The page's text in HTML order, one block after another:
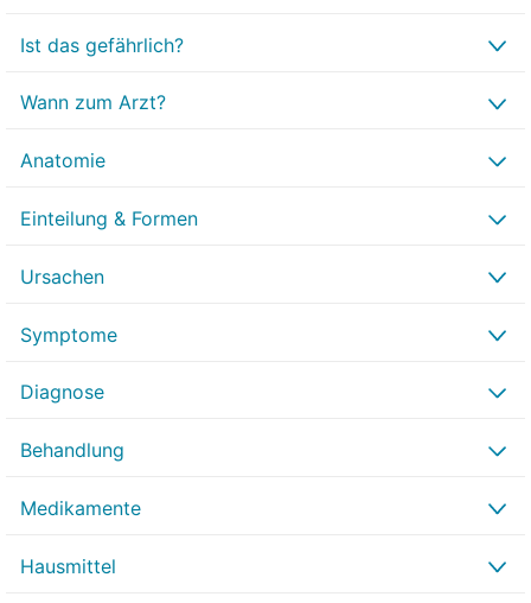
Ist das gefährlich?
Wann zum Arzt?
Anatomie
Einteilung & Formen
Ursachen
Symptome
Diagnose
Behandlung
Medikamente
Hausmittel